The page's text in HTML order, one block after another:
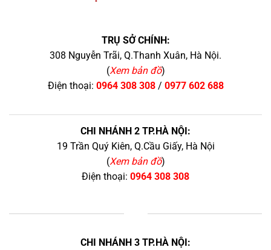
TRỤ SỞ CHÍNH:
308 Nguyễn Trãi, Q.Thanh Xuân, Hà Nội.
(Xem bản đồ)
Điện thoại: 0964 308 308/ 0977 602 688
CHI NHÁNH 2 TP.HÀ NỘI:
19 Trần Quý Kiên, Q.Cầu Giấy, Hà Nội
(Xem bản đồ)
Điện thoại: 0964 308 308
CHI NHÁNH 3 TP.HÀ NỘI: